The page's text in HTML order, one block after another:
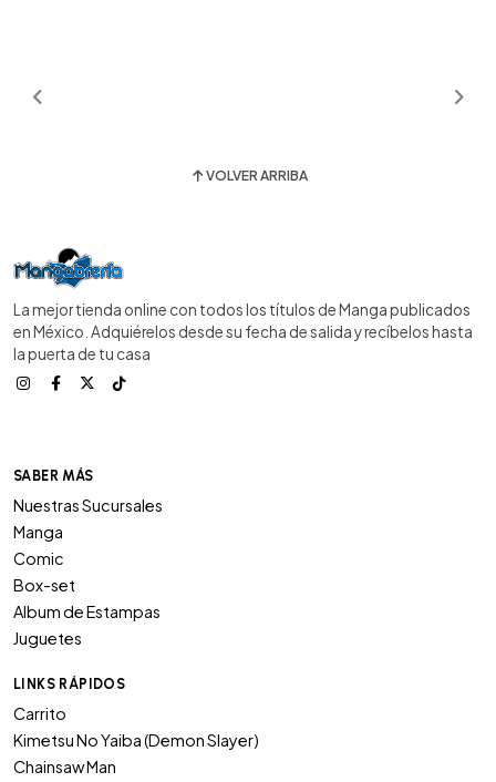
VOLVER ARRIBA
La mejor tienda online con todos los títulos de Manga publicados
en México. Adquiérelos desde su fecha de salida y recíbelos hasta
la puerta de tu casa
SABER MÁS
Nuestras Sucursales
Manga
Comic
Box-set
Album de Estampas
Juguetes
LINKS RÁPIDOS
Carrito
Kimetsu No Yaiba (Demon Slayer)
Chainsaw Man